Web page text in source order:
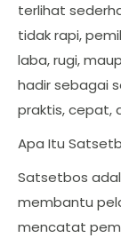
terlihat
tidak rapi,
laba, rugi,
hadir sebagai
praktis, cepat,
Apa Itu
Satsetbos
membantu
mencatat